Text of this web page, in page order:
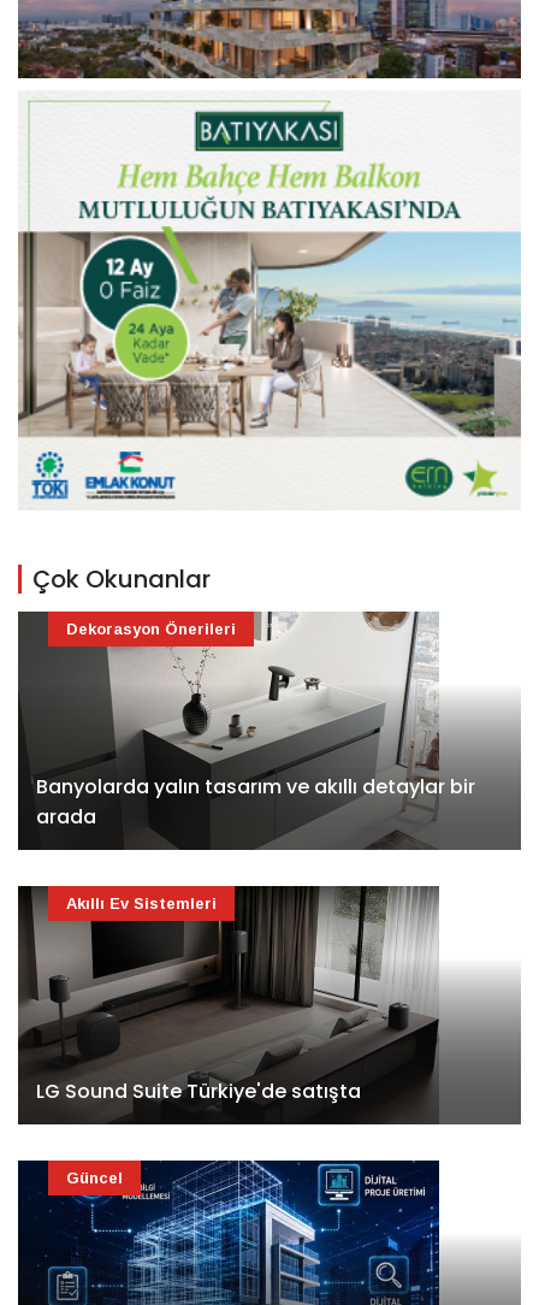
Çok Okunanlar
Banyolarda yalın tasarım ve akıllı detaylar bir
arada
Dekorasyon Önerileri
LG Sound Suite Türkiye'de satışta
Akıllı Ev Sistemleri
Güncel